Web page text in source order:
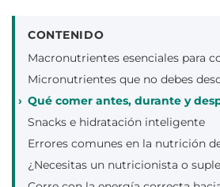
CONTENIDO
Macronutrientes esenciales para
Micronutrientes que no debes
Qué comer antes, durante y
Snacks e hidratación inteligente
Errores comunes en la nutrición
¿Necesitas un nutricionista o